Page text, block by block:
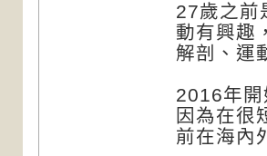
27歲之前
動有興趣
解剖、運
2016年
因為在很
前在海內